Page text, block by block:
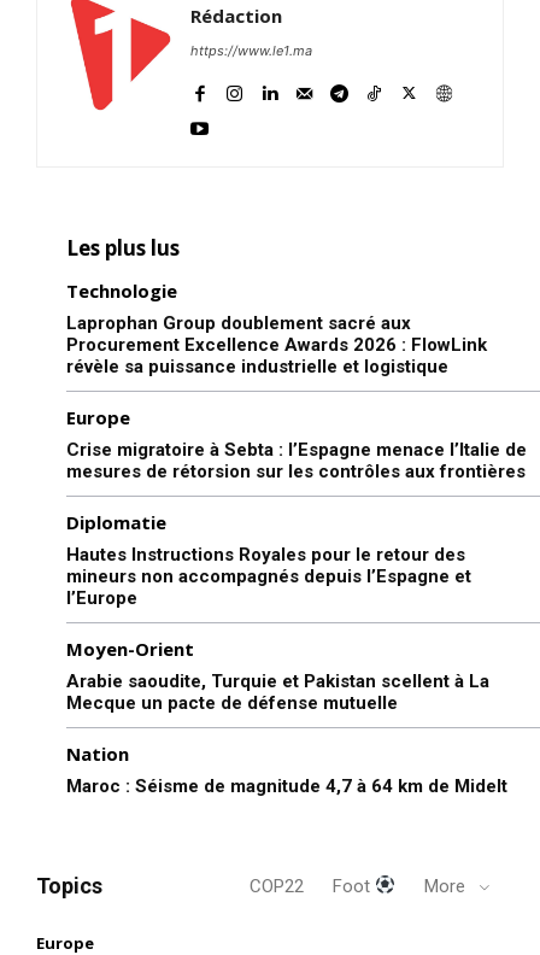
Rédaction
https://www.le1.ma
Les plus lus
Technologie
Laprophan Group doublement sacré aux
Procurement Excellence Awards 2026 : FlowLink
révèle sa puissance industrielle et logistique
Europe
Crise migratoire à Sebta : l’Espagne menace l’Italie de
mesures de rétorsion sur les contrôles aux frontières
Diplomatie
Hautes Instructions Royales pour le retour des
mineurs non accompagnés depuis l’Espagne et
l’Europe
Moyen-Orient
Arabie saoudite, Turquie et Pakistan scellent à La
Mecque un pacte de défense mutuelle
Nation
Maroc : Séisme de magnitude 4,7 à 64 km de Midelt
Topics COP22 Foot More
Europe